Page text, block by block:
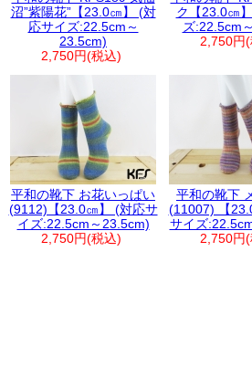
沼”紫陽花”【23.0㎝】 (対
応サイズ:22.5cm～
23.5cm)
2,750円(税込)
ク【23.0㎝
ズ:22.5cm
2,750円
平和の靴下 お花いっぱい
(9112)【23.0㎝】 (対応サ
イズ:22.5cm～23.5cm)
2,750円(税込)
平和の靴下
(11007) 【
サイズ
2,750円